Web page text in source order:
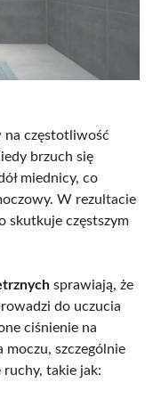
na częstotliwość
brzuch się
miednicy, co
W rezultacie
skutkuje częstszym
sprawiają, że
do uczucia
ciśnienie na
moczu, szczególnie
ruchy, takie jak: